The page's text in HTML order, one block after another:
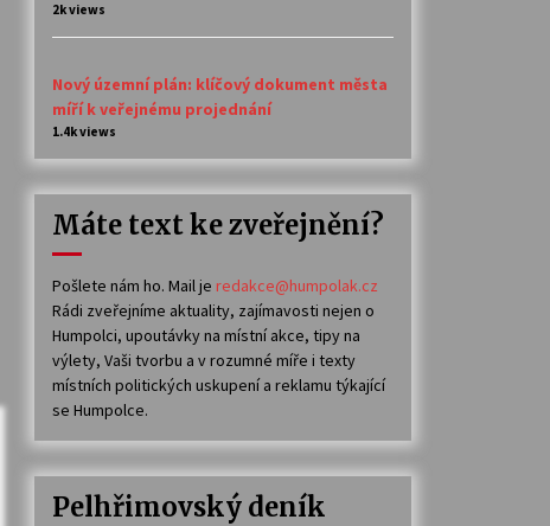
2k views
Nový územní plán: klíčový dokument města
míří k veřejnému projednání
1.4k views
Máte text ke zveřejnění?
Pošlete nám ho. Mail je redakce@humpolak.cz
Rádi zveřejníme aktuality, zajímavosti nejen o
Humpolci, upoutávky na místní akce, tipy na
výlety, Vaši tvorbu a v rozumné míře i texty
místních politických uskupení a reklamu týkající
se Humpolce.
Pelhřimovský deník